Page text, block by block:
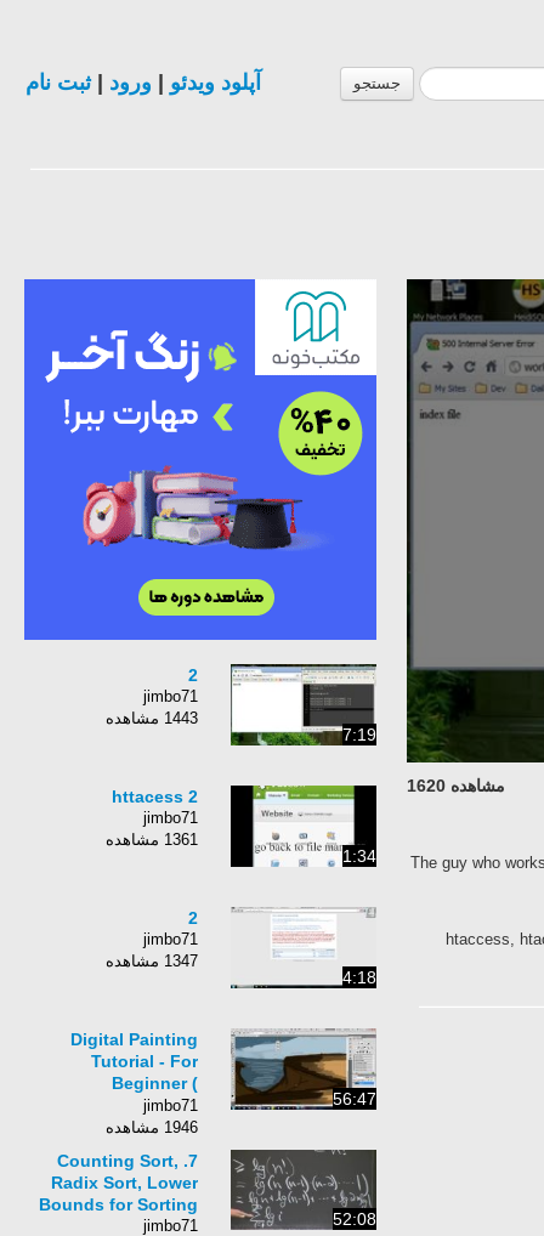
جستجو آپلود ویدئو ورود |ثبت نام
مشاهده 1620
The guy who
.htaccess,
7:19
2
jimbo71
1443 مشاهده
1:34
httacess 2
jimbo71
1361 مشاهده
4:18
2
jimbo71
1347 مشاهده
56:47
Digital Painting
Tutorial - For
Beginner (
Photoshop )
jimbo71
1946 مشاهده
52:08
7. Counting Sort,
Radix Sort, Lower
Bounds for Sorting
jimbo71